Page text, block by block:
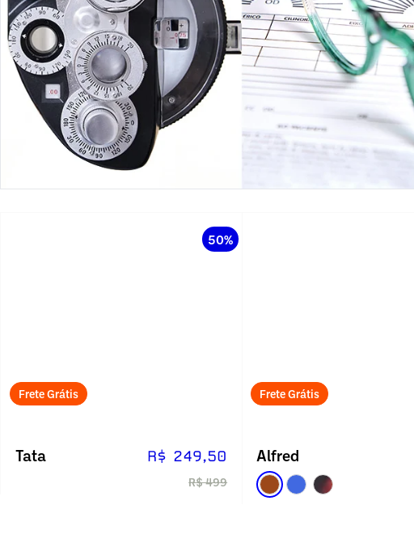
50%
Frete Grátis
Tata R$ 249,50
R$ 499
Frete Grátis
Alfred